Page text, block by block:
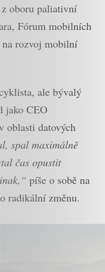
oboru paliativní
Fórum mobilních
rozvoj mobilní
ale bývalý
jako CEO
oblasti datových
spal maximálně
čas opustit
píše o sobě na
radikální změnu.